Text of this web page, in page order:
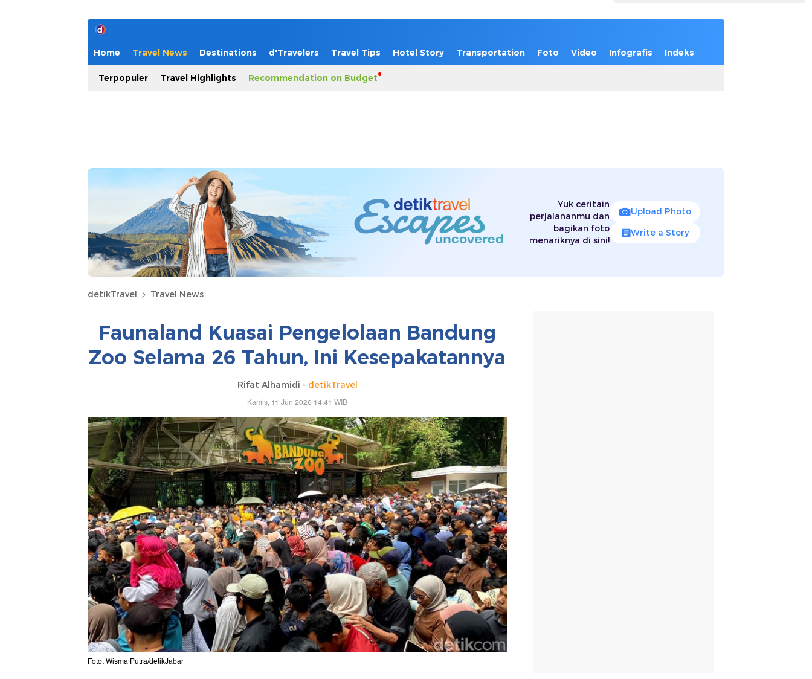
Home Travel News Destinations d'Travelers Travel Tips Hotel Story Transportation Foto Video Infografis Indeks
Terpopuler Travel Highlights Recommendation on Budget
Yuk ceritain
perjalananmu dan
bagikan foto
menariknya di sini!
Upload Photo
Write a Story
detikTravel Travel News
Faunaland Kuasai Pengelolaan Bandung
Zoo Selama 26 Tahun, Ini Kesepakatannya
Rifat Alhamidi - detikTravel
Kamis, 11 Jun 2026 14:41 WIB
Foto: Wisma Putra/detikJabar